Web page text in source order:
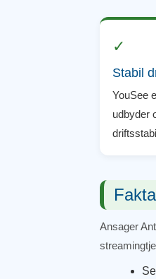
✓
Stabil
YouSee
udbyder
Ansager